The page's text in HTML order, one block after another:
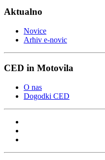
Aktualno
Novice
Arhiv e-novic
CED in Motovila
O nas
Dogodki CED